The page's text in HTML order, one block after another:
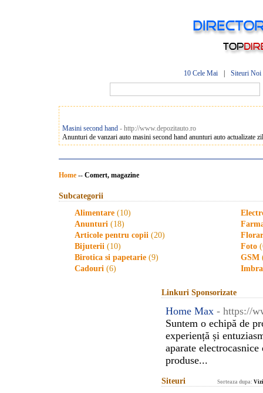
10 Cele Mai Siteuri Noi
Masini second hand - http://www.depozitauto.ro
Anunturi de vanzari auto masini second hand anunturi auto actualizate
Home -- Comert, magazine
Subcategorii
Alimentare (10)
Anunturi (18)
Articole pentru copii (20)
Bijuterii (10)
Birotica si papetarie (9)
Cadouri (6)
Foto
GSM
Linkuri Sponsorizate
Home Max - https://
Suntem o echipă de
experiență și
aparate
produse...
Siteuri Sorteaza dupa: